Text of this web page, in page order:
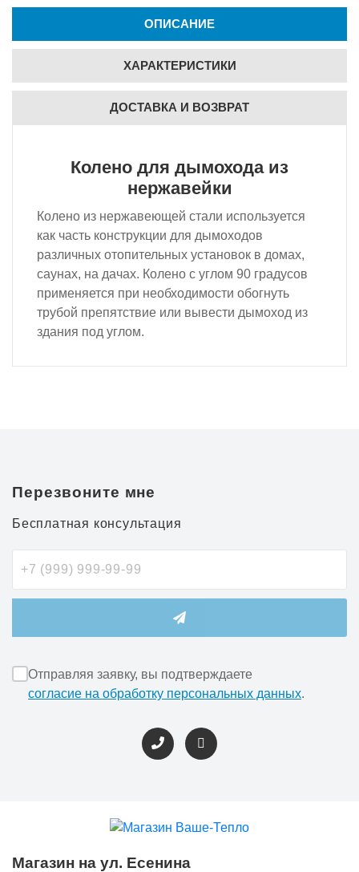
ОПИСАНИЕ
ХАРАКТЕРИСТИКИ
ДОСТАВКА И ВОЗВРАТ
Колено для дымохода из
нержавейки
Колено из нержавеющей стали используется
как часть конструкции для дымоходов
различных отопительных установок в домах,
саунах, на дачах. Колено с углом 90 градусов
применяется при необходимости обогнуть
трубой препятствие или вывести дымоход из
здания под углом.
Перезвоните мне
Бесплатная консультация
Отправляя заявку, вы подтверждаете
согласие на обработку персональных данных.
Магазин на ул. Есенина